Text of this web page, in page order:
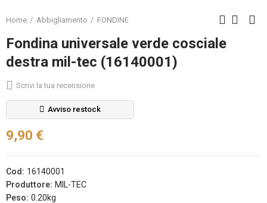
Home Abbigliamento FONDINE
Fondina universale verde cosciale
destra mil-tec (16140001)
Scrivi la tua recensione
Avviso restock
9,90 €
Cod: 16140001
Produttore: MIL-TEC
Peso: 0.20kg